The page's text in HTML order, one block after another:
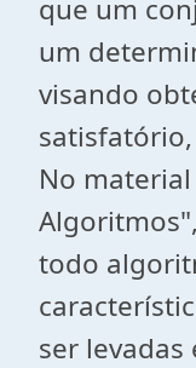
que um
um
visando
No
todo
ser levadas